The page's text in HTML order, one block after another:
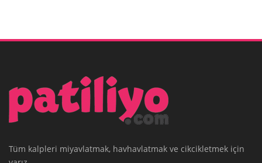
Tüm kalpleri miyavlatmak, havhavlatmak ve cikcikletmek için